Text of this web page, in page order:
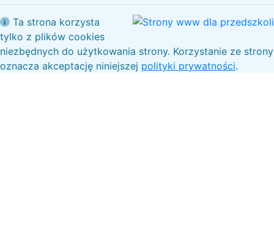
Ta strona korzysta
tylko z plików cookies
niezbędnych do użytkowania strony. Korzystanie ze strony
oznacza akceptację niniejszej polityki prywatności.